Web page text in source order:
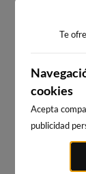
(LA
Te
cookies
Acepta
publicidad